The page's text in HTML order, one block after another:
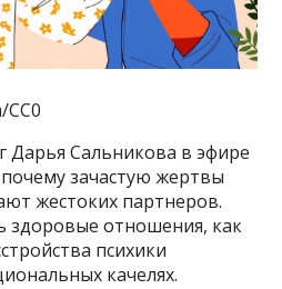
Дарья Сальникова в эфире
зачастую жертвы
жестоких партнеров.
здоровые отношения, как
психики
качелях.